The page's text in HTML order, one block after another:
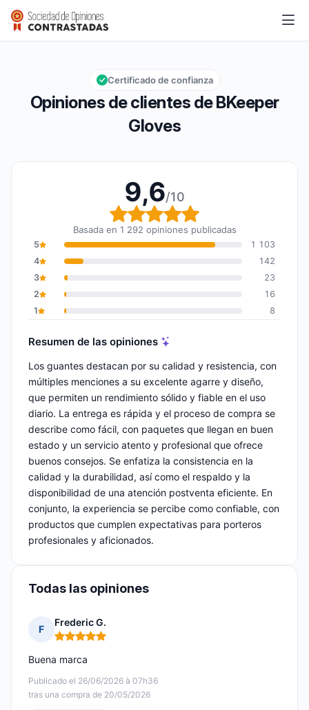
BKeeper Gloves
Calificación global: 9,6 de 10
9,6/10
Opiniones de clientes de BKeeper
Gloves
Certificado de confianza
9,6/10
Calificación global: 9,6
Basada en 1 292 opiniones publicadas
5
1 103
4
142
3
23
2
16
1
8
Resumen de las opiniones
Los guantes destacan por su calidad y resistencia, con
múltiples menciones a su excelente agarre y diseño,
que permiten un rendimiento sólido y fiable en el uso
diario. La entrega es rápida y el proceso de compra se
describe como fácil, con paquetes que llegan en buen
estado y un servicio atento y profesional que ofrece
buenos consejos. Se enfatiza la consistencia en la
calidad y la durabilidad, así como el respaldo y la
disponibilidad de una atención postventa eficiente. En
conjunto, la experiencia se percibe como confiable, con
productos que cumplen expectativas para porteros
profesionales y aficionados.
Todas las opiniones
F
Frederic G.
Nota: 5 de 5
Publicado el 26/06/2026 à 07h36
tras una compra de 20/05/2026
Buena marca